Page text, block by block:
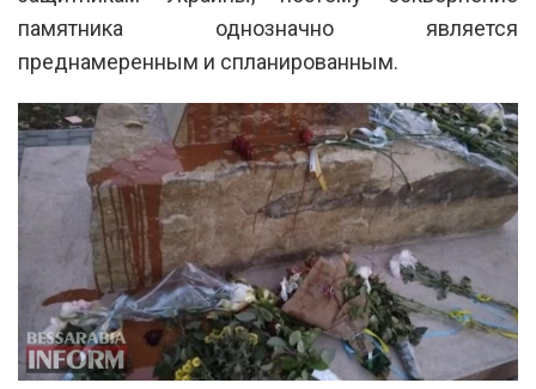
памятника однозначно является
преднамеренным и спланированным.